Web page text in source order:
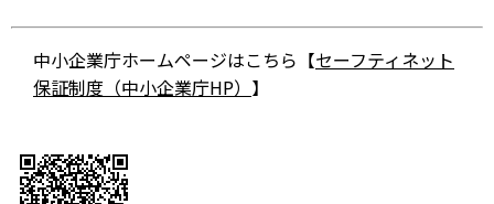
中小企業庁ホームページはこちら【セーフティネット
保証制度（中小企業庁HP） 】